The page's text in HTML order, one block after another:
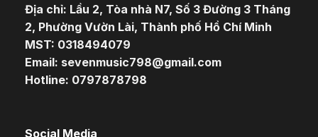
Địa chỉ: Lầu 2, Tòa nhà N7, Số 3 Đường 3 Tháng
2, Phường Vườn Lài, Thành phố Hồ Chí Minh
MST: 0318494079
Email: sevenmusic798@gmail.com
Hotline: 0797878798
Social Media